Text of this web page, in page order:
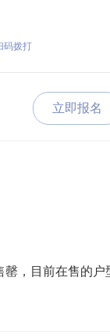
码拨打
立即报名
罄，目前在售的户